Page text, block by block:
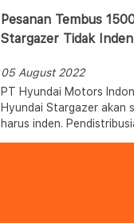
Pesanan Tembus
Stargazer Tidak Inden
05 August 2022
PT Hyundai Motors
Hyundai Stargazer akan
harus inden.